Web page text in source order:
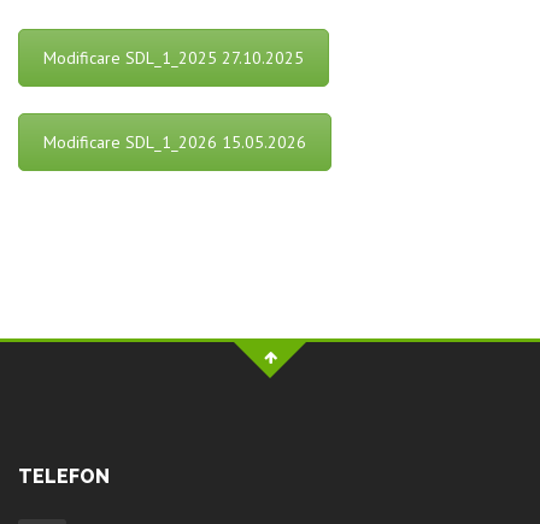
Modificare SDL_1_2025 27.10.2025
Modificare SDL_1_2026 15.05.2026
TELEFON